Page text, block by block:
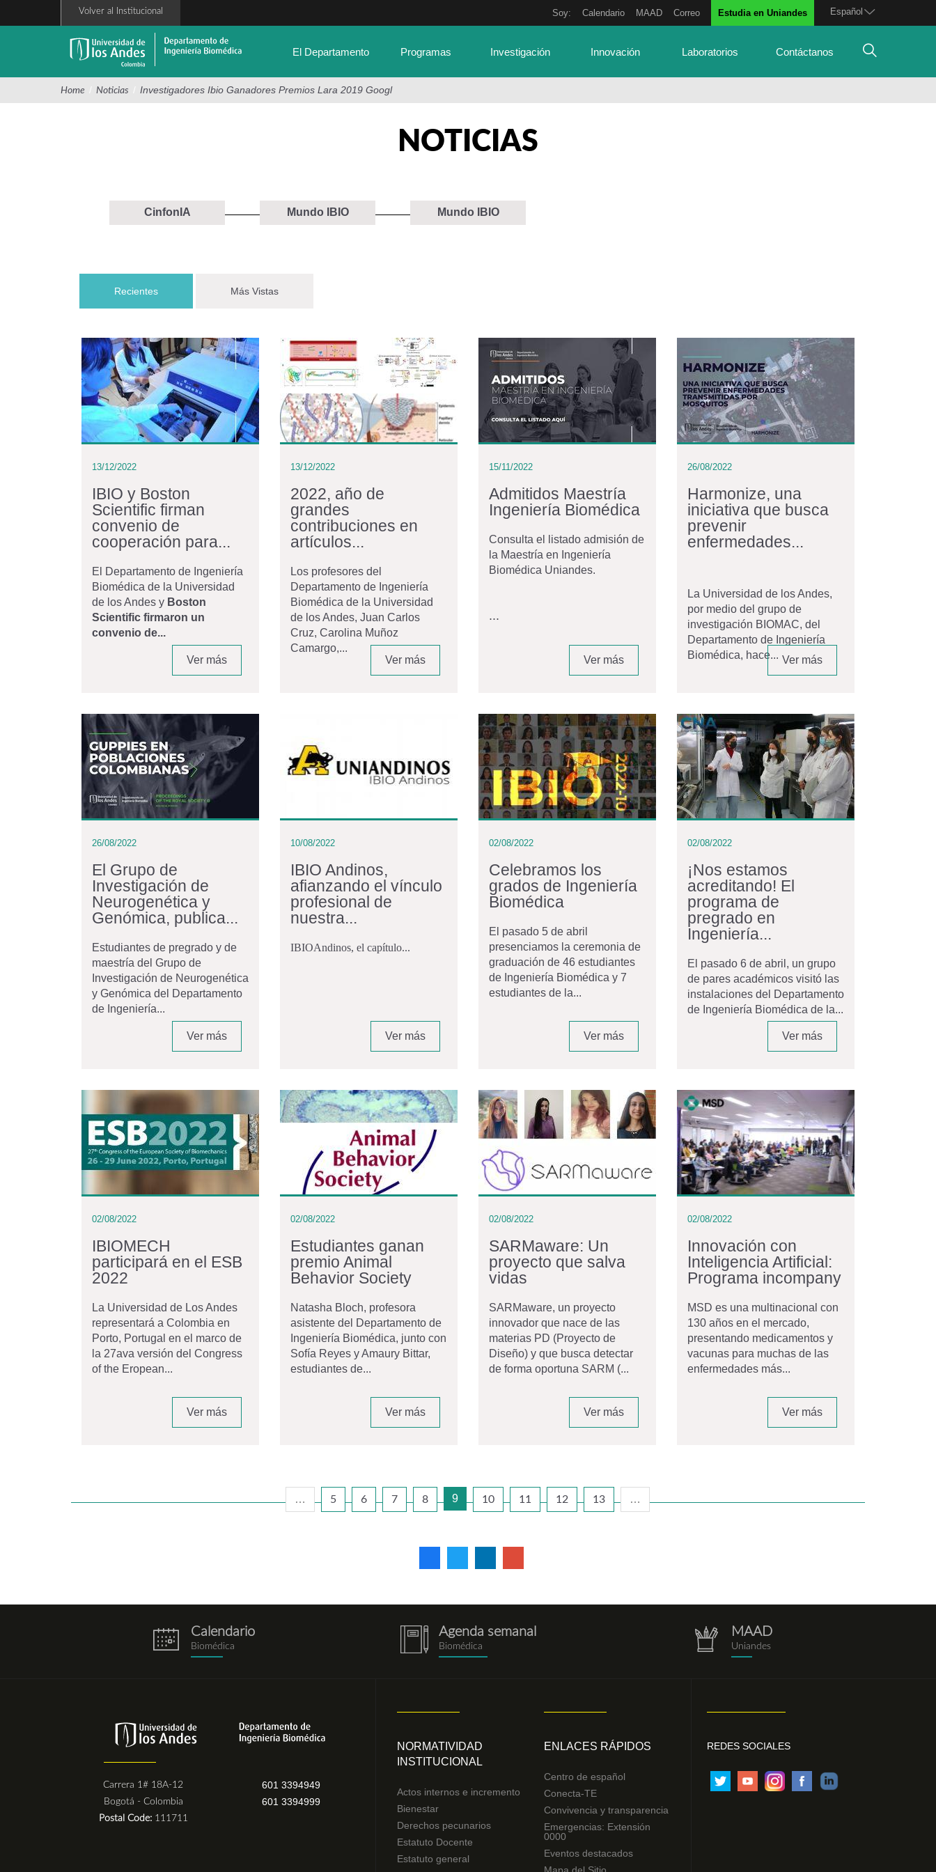
Español
Soy: Calendario MAAD Correo Estudia en Uniandes
Volver al Institucional
El Departamento Programas Investigación Innovación Laboratorios Contáctanos
Home / Noticias / Investigadores Ibio Ganadores Premios Lara 2019 Googl
NOTICIAS
CinfonIA Mundo IBIO Mundo IBIO
Recientes Más Vistas
13/12/2022
IBIO y Boston
Scientific firman
convenio de
cooperación para...
El Departamento de Ingeniería
Biomédica de la Universidad
de los Andes y Boston
Scientific firmaron un
convenio de...
Ver más
13/12/2022
2022, año de
grandes
contribuciones en
artículos...
Los profesores del
Departamento de Ingeniería
Biomédica de la Universidad
de los Andes, Juan Carlos
Cruz, Carolina Muñoz
Camargo,...
Ver más
15/11/2022
Admitidos Maestría
Ingeniería Biomédica
Consulta el listado admisión de
la Maestría en Ingeniería
Biomédica Uniandes.
...
Ver más
26/08/2022
Harmonize, una
iniciativa que busca
prevenir
enfermedades...
La Universidad de los Andes,
por medio del grupo de
investigación BIOMAC, del
Departamento de Ingeniería
Biomédica, hace... Ver más
26/08/2022
El Grupo de
Investigación de
Neurogenética y
Genómica, publica...
Estudiantes de pregrado y de
maestría del Grupo de
Investigación de Neurogenética
y Genómica del Departamento
de Ingeniería...
Ver más
10/08/2022
IBIO Andinos,
afianzando el vínculo
profesional de
nuestra...
IBIOAndinos, el capítulo...
Ver más
02/08/2022
Celebramos los
grados de Ingeniería
Biomédica
El pasado 5 de abril
presenciamos la ceremonia de
graduación de 46 estudiantes
de Ingeniería Biomédica y 7
estudiantes de la...
Ver más
02/08/2022
¡Nos estamos
acreditando! El
programa de
pregrado en
Ingeniería...
El pasado 6 de abril, un grupo
de pares académicos visitó las
instalaciones del Departamento
de Ingeniería Biomédica de la...
Ver más
02/08/2022
IBIOMECH
participará en el ESB
2022
La Universidad de Los Andes
representará a Colombia en
Porto, Portugal en el marco de
la 27ava versión del Congress
of the Eropean...
Ver más
02/08/2022
Estudiantes ganan
premio Animal
Behavior Society
Natasha Bloch, profesora
asistente del Departamento de
Ingeniería Biomédica, junto con
Sofía Reyes y Amaury Bittar,
estudiantes de...
Ver más
02/08/2022
SARMaware: Un
proyecto que salva
vidas
SARMaware, un proyecto
innovador que nace de las
materias PD (Proyecto de
Diseño) y que busca detectar
de forma oportuna SARM (...
Ver más
02/08/2022
Innovación con
Inteligencia Artificial:
Programa incompany
MSD es una multinacional con
130 años en el mercado,
presentando medicamentos y
vacunas para muchas de las
enfermedades más...
Ver más
… 5 6 7 8 9 10 11 12 13 …
eventos.png
Calendario
Biomédica notebook.png
Agenda semanal
Biomédica repositorio.png
MAAD
Uniandes
Carrera 1# 18A-12
Bogotá - Colombia
Postal Code: 111711
601 3394949
601 3394999
NORMATIVIDAD
INSTITUCIONAL
Actos internos e incremento
Bienestar
Derechos pecunarios
Estatuto Docente
Estatuto general
ENLACES RÁPIDOS
Centro de español
Conecta-TE
Convivencia y transparencia
Emergencias: Extensión
0000
Eventos destacados
Mapa del Sitio
REDES SOCIALES